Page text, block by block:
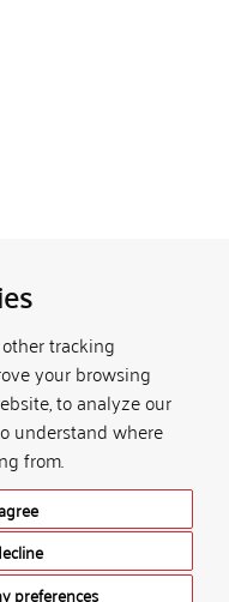
tracking
your browsing
to analyze our
understand where
from.
preferences